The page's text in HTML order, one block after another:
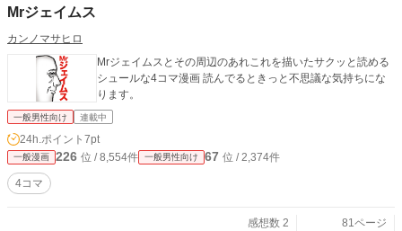
Mrジェイムス
カンノマサヒロ
Mrジェイムスとその周辺のあれこれを描いたサクッと読める
シュールな4コマ漫画 読んでるときっと不思議な気持ちにな
ります。
一般男性向け 連載中
24h.ポイント 7pt
一般漫画 226 位 / 8,554件 一般男性向け 67 位 / 2,374件
4コマ
感想数 2
81ページ